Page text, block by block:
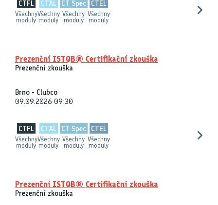
CTFL
Všechny
moduly
CTAL
Všechny
moduly
CT Spec
Všechny
moduly
CTEL
Všechny
moduly
Prezenční ISTQB® Certifikační zkouška
Prezenční zkouška
Brno - Clubco
09.09.2026 09:30
CTFL
Všechny
moduly
CTAL
Všechny
moduly
CT Spec
Všechny
moduly
CTEL
Všechny
moduly
Prezenční ISTQB® Certifikační zkouška
Prezenční zkouška